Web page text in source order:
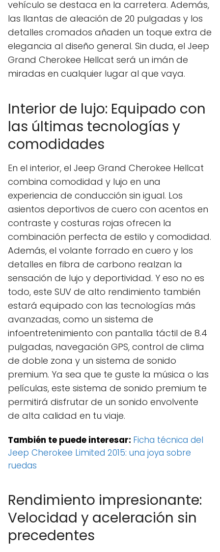
vehículo se destaca en la carretera. Además,
las llantas de aleación de 20 pulgadas y los
detalles cromados añaden un toque extra de
elegancia al diseño general. Sin duda, el Jeep
Grand Cherokee Hellcat será un imán de
miradas en cualquier lugar al que vaya.
Interior de lujo: Equipado con
las últimas tecnologías y
comodidades
En el interior, el Jeep Grand Cherokee Hellcat
combina comodidad y lujo en una
experiencia de conducción sin igual. Los
asientos deportivos de cuero con acentos en
contraste y costuras rojas ofrecen la
combinación perfecta de estilo y comodidad.
Además, el volante forrado en cuero y los
detalles en fibra de carbono realzan la
sensación de lujo y deportividad. Y eso no es
todo, este SUV de alto rendimiento también
estará equipado con las tecnologías más
avanzadas, como un sistema de
infoentretenimiento con pantalla táctil de 8.4
pulgadas, navegación GPS, control de clima
de doble zona y un sistema de sonido
premium. Ya sea que te guste la música o las
películas, este sistema de sonido premium te
permitirá disfrutar de un sonido envolvente
de alta calidad en tu viaje.
También te puede interesar: Ficha técnica del
Jeep Cherokee Limited 2015: una joya sobre
ruedas
Rendimiento impresionante:
Velocidad y aceleración sin
precedentes